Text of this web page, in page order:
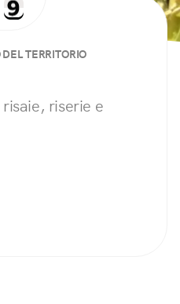
TERRITORIO
riserie e